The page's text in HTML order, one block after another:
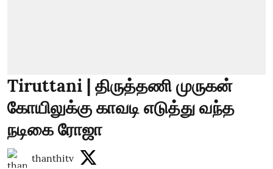
Tiruttani | திருத்தணி முருகன்
கோயிலுக்கு காவடி எடுத்து வந்த
நடிகை ரோஜா
thanthitv